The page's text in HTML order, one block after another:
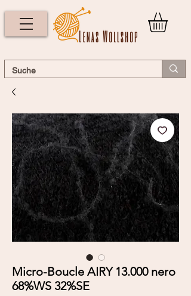
Micro-Boucle AIRY 13.000 nero
68%WS 32%SE